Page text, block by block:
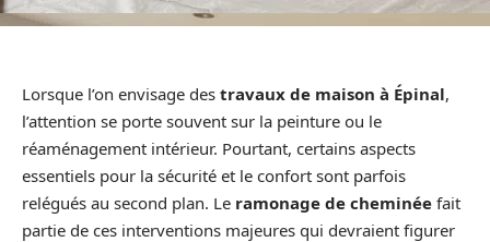
Lorsque l’on envisage des travaux de maison à Épinal,
l’attention se porte souvent sur la peinture ou le
réaménagement intérieur. Pourtant, certains aspects
essentiels pour la sécurité et le confort sont parfois
relégués au second plan. Le ramonage de cheminée fait
partie de ces interventions majeures qui devraient figurer